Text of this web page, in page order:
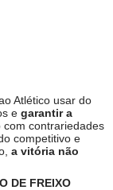
Atlético usar do
e garantir a
com contrariedades
competitivo e
a vitória não
DE FREIXO